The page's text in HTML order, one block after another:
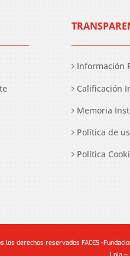
Información
Calificación
Memoria
Política de
Política
los derechos reservados FACES -